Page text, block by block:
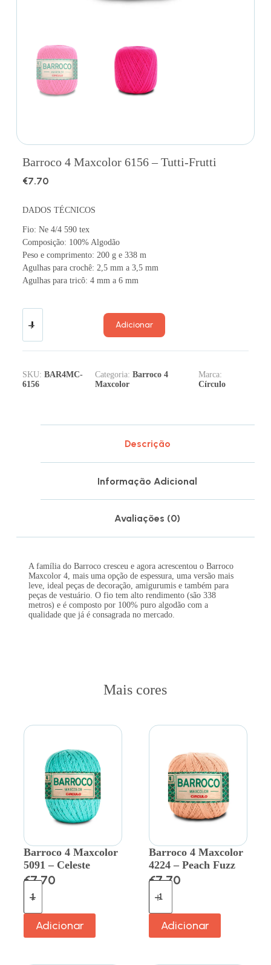
Barroco 4 Maxcolor 6156 – Tutti-Frutti
€7.70
DADOS TÉCNICOS
Fio: Ne 4/4 590 tex
Composição: 100% Algodão
Peso e comprimento: 200 g e 338 m
Agulhas para crochê: 2,5 mm a 3,5 mm
Agulhas para tricô: 4 mm a 6 mm
Adicionar
SKU: BAR4MC-
6156
Categoria:Barroco 4
Maxcolor
Marca:
Círculo
Descrição
Informação Adicional
Avaliações (0)
A família do Barroco cresceu e agora acrescentou o Barroco
Maxcolor 4, mais uma opção de espessura, uma versão mais
leve, ideal peças de decoração, amigurumis e também para
peças de vestuário. O fio tem alto rendimento (são 338
metros) e é composto por 100% puro algodão com a
qualidade que já é consagrada no mercado.
Mais cores
Barroco 4 Maxcolor
5091 – Celeste
€7.70
Adicionar
Barroco 4 Maxcolor
4224 – Peach Fuzz
€7.70
Adicionar